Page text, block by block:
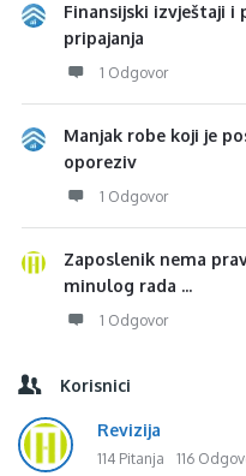
Finansijski izvještaji i
pripajanja
1 Odgovor
Manjak robe koji je
oporeziv
1 Odgovor
Zaposlenik nema
minulog rada ...
1 Odgovor
Korisnici
Revizija
114 Pitanja 116